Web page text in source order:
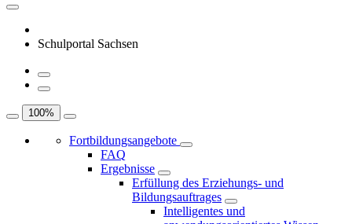
Schulportal Sachsen
100%
Fortbildungsangebote
FAQ
Ergebnisse
Erfüllung des Erziehungs- und
Bildungsauftrages
Intelligentes und